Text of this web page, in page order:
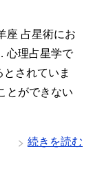
座 占星術にお
心理占星学で
されていま
とができない
続きを読む